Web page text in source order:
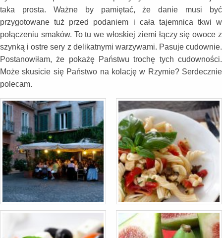
taka prosta. Ważne by pamiętać, że danie musi być
przygotowane tuż przed podaniem i cała tajemnica tkwi w
połączeniu smaków. To tu we włoskiej ziemi łączy się owoce z
szynką i ostre sery z delikatnymi warzywami. Pasuje cudownie.
Postanowiłam, że pokażę Państwu trochę tych cudowności.
Może skusicie się Państwo na kolację w Rzymie? Serdecznie
polecam.